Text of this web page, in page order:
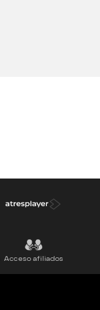
Acceso afiliados